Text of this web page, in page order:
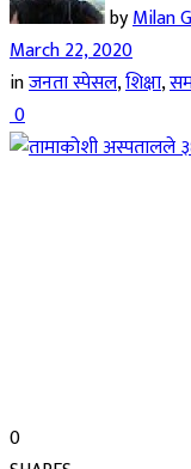
byMilan
March 22, 2020
inजनता स्पेसल,शिक्षा,
0
0